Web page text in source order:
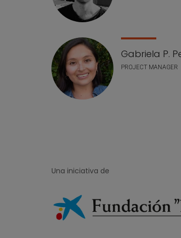
Gabriela P.
PROJECT MANAGER
Una iniciativa de